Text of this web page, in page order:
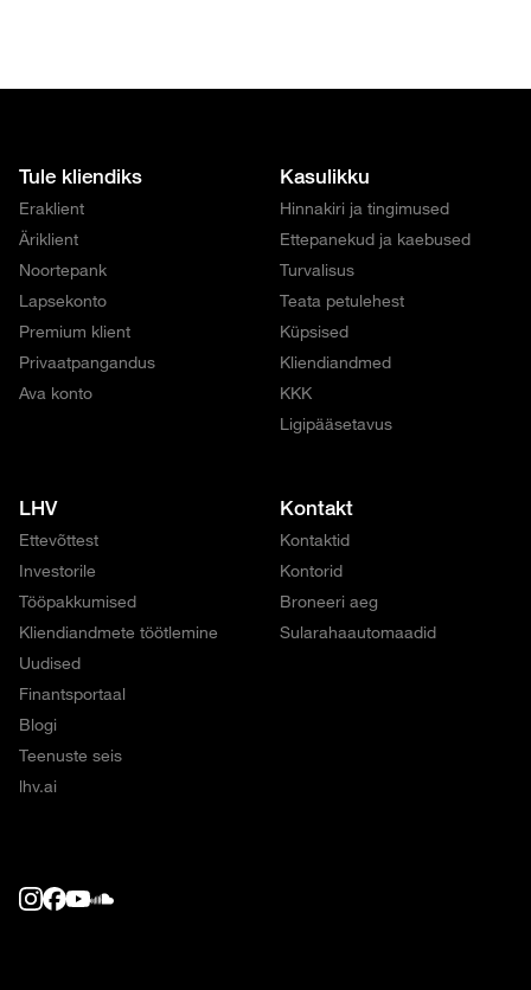
Tule kliendiks
Eraklient
Äriklient
Noortepank
Lapsekonto
Premium klient
Privaatpangandus
Ava konto
Kasulikku
Hinnakiri ja tingimused
Ettepanekud ja kaebused
Turvalisus
Teata petulehest
Küpsised
Kliendiandmed
KKK
Ligipääsetavus
LHV
Ettevõttest
Investorile
Tööpakkumised
Kliendiandmete töötlemine
Uudised
Finantsportaal
Blogi
Teenuste seis
lhv.ai
Kontakt
Kontaktid
Kontorid
Broneeri aeg
Sularahaautomaadid